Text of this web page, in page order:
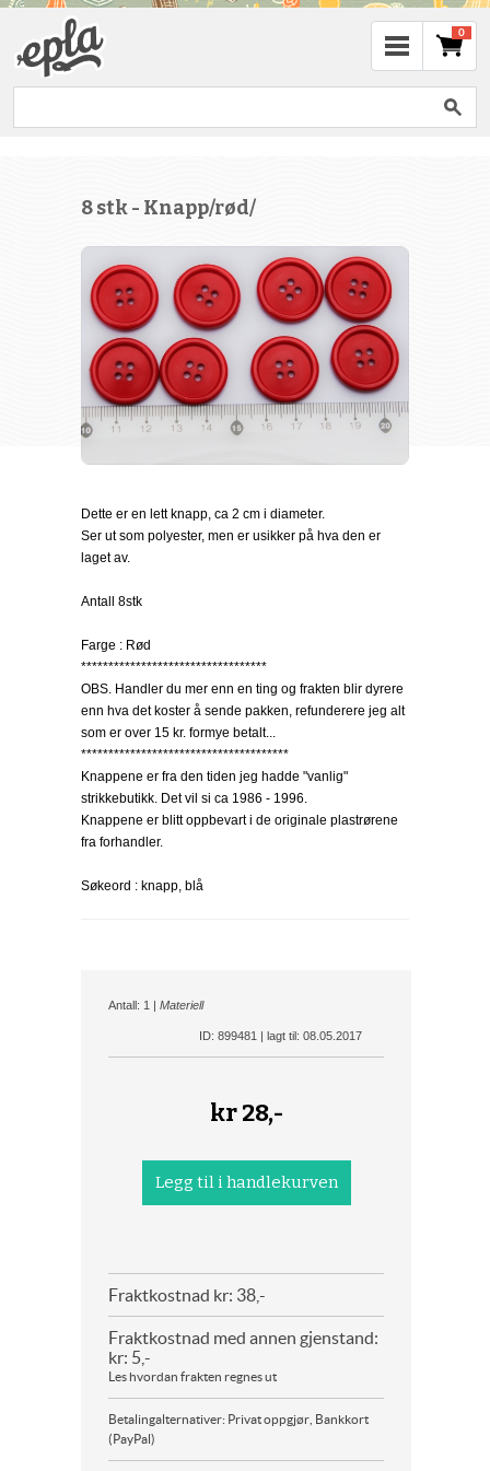
0
8 stk - Knapp/rød/
Dette er en lett knapp, ca 2 cm i diameter.
Ser ut som polyester, men er usikker på hva den er
laget av.
Antall 8stk
Farge : Rød
**********************************
OBS. Handler du mer enn en ting og frakten blir dyrere
enn hva det koster å sende pakken, refunderere jeg alt
som er over 15 kr. formye betalt...
**************************************
Knappene er fra den tiden jeg hadde "vanlig"
strikkebutikk. Det vil si ca 1986 - 1996.
Knappene er blitt oppbevart i de originale plastrørene
fra forhandler.
Søkeord : knapp, blå
Antall: 1 | Materiell
ID: 899481 | lagt til: 08.05.2017
kr28,-
Fraktkostnad kr: 38,-
Fraktkostnad med annen gjenstand:
kr: 5,-
Les hvordan frakten regnes ut
Betalingalternativer: Privat oppgjør, Bankkort
(PayPal)